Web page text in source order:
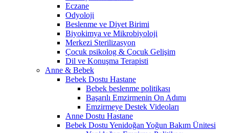
Eczane
Odyoloji
Beslenme ve Diyet Birimi
Biyokimya ve Mikrobiyoloji
Merkezi Sterilizasyon
Çocuk psikolog & Çocuk Gelişim
Dil ve Konuşma Terapisti
Anne & Bebek
Bebek Dostu Hastane
Bebek beslenme politikası
Başarılı Emzirmenin On Adımı
Emzirmeye Destek Videoları
Anne Dostu Hastane
Bebek Dostu Yenidoğan Yoğun Bakım Ünitesi